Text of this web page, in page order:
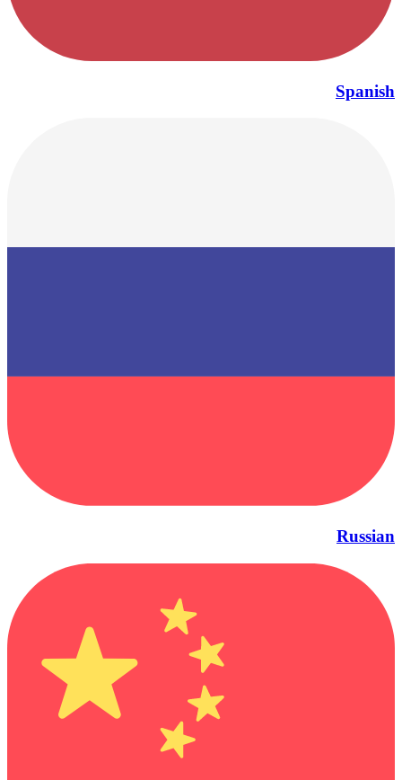
Spanish
Russian